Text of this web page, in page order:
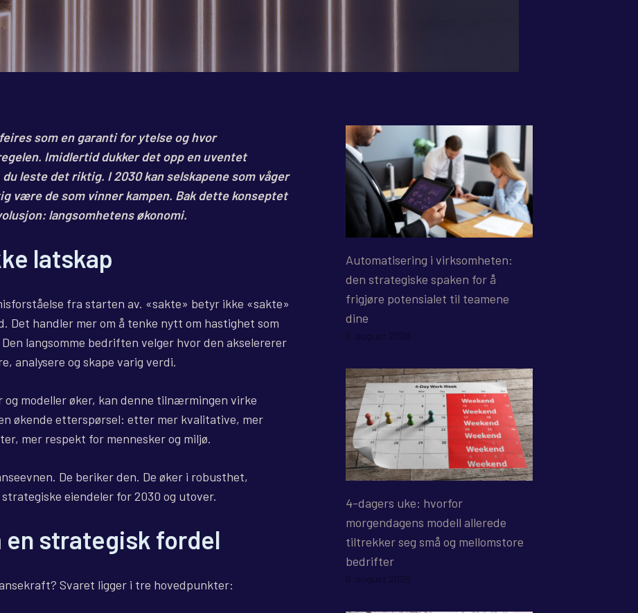
som en garanti for ytelse og hvor
Imidlertid dukker det opp en uventet
leste det riktig. I 2030 kan selskapene som våger
være de som vinner kampen. Bak dette konseptet
langsomhetens økonomi.
latskap
fra starten av. «sakte» betyr ikke «sakte»
handler mer om å tenke nytt om hastighet som
langsomme bedriften velger hvor den akselererer
analysere og skape varig verdi.
modeller øker, kan denne tilnærmingen virke
økende etterspørsel: etter mer kvalitative, mer
mer respekt for mennesker og miljø.
De beriker den. De øker i robusthet,
eiendeler for 2030 og utover.
en strategisk fordel
Svaret ligger i tre hovedpunkter:
Automatisering i virksomheten:
den strategiske spaken for å
frigjøre potensialet til teamene
dine
6. august 2026
4-dagers uke: hvorfor
morgendagens modell allerede
tiltrekker seg små og mellomstore
bedrifter
6. august 2026